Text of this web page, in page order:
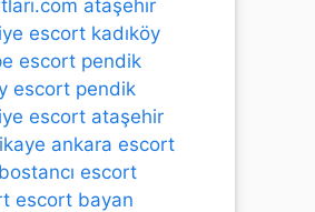
ataşehir
escort kadıköy
escort pendik
escort pendik
escort ataşehir
ankara escort
bostancı escort
escort bayan